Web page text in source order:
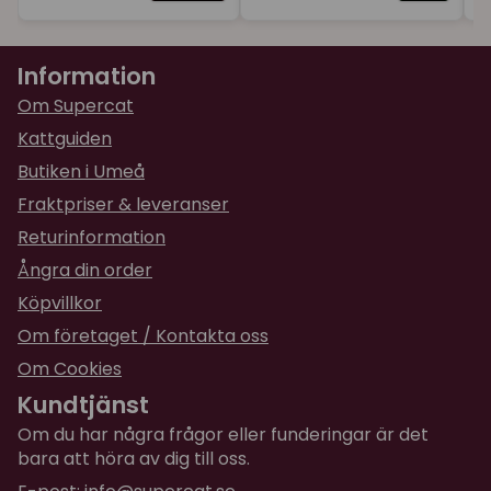
Information
Om Supercat
Kattguiden
Butiken i Umeå
Fraktpriser & leveranser
Returinformation
Ångra din order
Köpvillkor
Om företaget / Kontakta oss
Om Cookies
Kundtjänst
Om du har några frågor eller funderingar är det
bara att höra av dig till oss.